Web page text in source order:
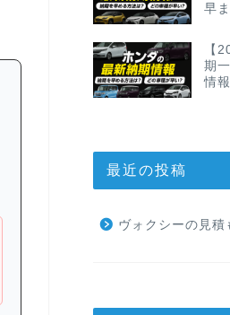
早
【
期
情
最近の投稿
ヴォクシーの見積